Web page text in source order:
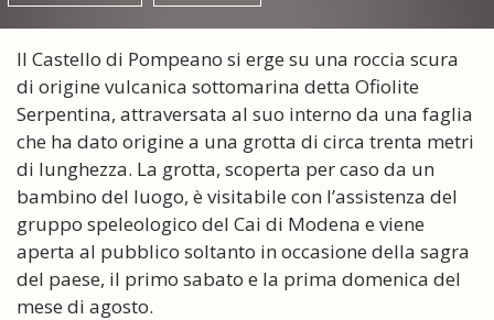
Il Castello di Pompeano si erge su una roccia scura
di origine vulcanica sottomarina detta Ofiolite
Serpentina, attraversata al suo interno da una faglia
che ha dato origine a una grotta di circa trenta metri
di lunghezza. La grotta, scoperta per caso da un
bambino del luogo, è visitabile con l’assistenza del
gruppo speleologico del Cai di Modena e viene
aperta al pubblico soltanto in occasione della sagra
del paese, il primo sabato e la prima domenica del
mese di agosto.